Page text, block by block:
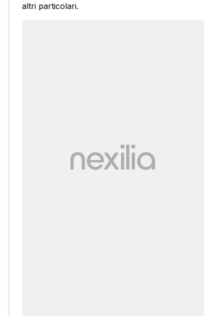
altri particolari.